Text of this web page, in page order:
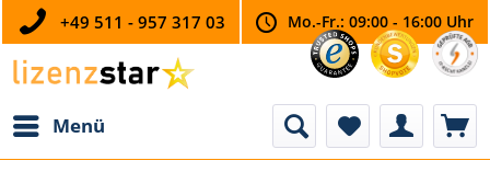
+49 511 - 957 317 03 Mo.-Fr.: 09:00 - 16:00 Uhr
Menü